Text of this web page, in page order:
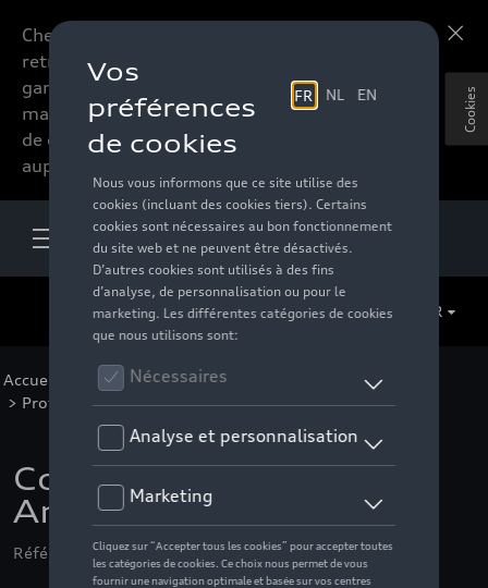
Chers accessoires-lovers,
retrouvez dorénavant toute la
gamme d’accessoires de votre
marque préférée sous forme
de catalogue à commander
auprès de votre distributeur.
FR
Accueil Pour votre Audi > Confort et protection
> Protection de clés > Détail
Couvercle de clé avec
Anneaux Audi, rouge
Référence: 8V0071208B Z3M
Cookies